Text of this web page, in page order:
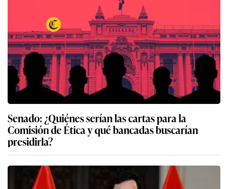
Senado: ¿Quiénes serían las cartas para la
Comisión de Ética y qué bancadas buscarían
presidirla?